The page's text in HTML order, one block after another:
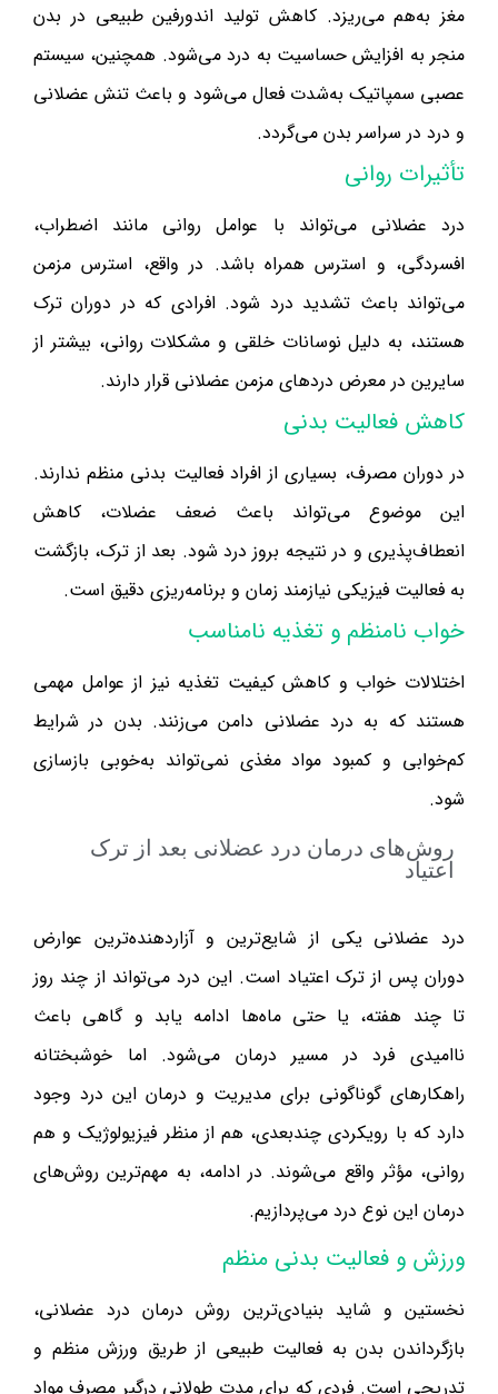
مغز به‌هم می‌ریزد. کاهش تولید اندورفین طبیعی در بدن
منجر به افزایش حساسیت به درد می‌شود. همچنین، سیستم
عصبی سمپاتیک به‌شدت فعال می‌شود و باعث تنش عضلانی
و درد در سراسر بدن می‌گردد.
تأثیرات روانی
درد عضلانی می‌تواند با عوامل روانی مانند اضطراب،
افسردگی، و استرس همراه باشد. در واقع، استرس مزمن
می‌تواند باعث تشدید درد شود. افرادی که در دوران ترک
هستند، به دلیل نوسانات خلقی و مشکلات روانی، بیشتر از
سایرین در معرض دردهای مزمن عضلانی قرار دارند.
کاهش فعالیت بدنی
در دوران مصرف، بسیاری از افراد فعالیت بدنی منظم ندارند.
این موضوع می‌تواند باعث ضعف عضلات، کاهش
انعطاف‌پذیری و در نتیجه بروز درد شود. بعد از ترک، بازگشت
به فعالیت فیزیکی نیازمند زمان و برنامه‌ریزی دقیق است.
خواب نامنظم و تغذیه نامناسب
اختلالات خواب و کاهش کیفیت تغذیه نیز از عوامل مهمی
هستند که به درد عضلانی دامن می‌زنند. بدن در شرایط
کم‌خوابی و کمبود مواد مغذی نمی‌تواند به‌خوبی بازسازی
شود.
روش‌های درمان درد عضلانی بعد از ترک
اعتیاد
درد عضلانی یکی از شایع‌ترین و آزاردهنده‌ترین عوارض
دوران پس از ترک اعتیاد است. این درد می‌تواند از چند روز
تا چند هفته، یا حتی ماه‌ها ادامه یابد و گاهی باعث
ناامیدی فرد در مسیر درمان می‌شود. اما خوشبختانه
راهکارهای گوناگونی برای مدیریت و درمان این درد وجود
دارد که با رویکردی چندبعدی، هم از منظر فیزیولوژیک و هم
روانی، مؤثر واقع می‌شوند. در ادامه، به مهم‌ترین روش‌های
درمان این نوع درد می‌پردازیم.
ورزش و فعالیت بدنی منظم
نخستین و شاید بنیادی‌ترین روش درمان درد عضلانی،
بازگرداندن بدن به فعالیت طبیعی از طریق ورزش منظم و
تدریجی است. فردی که برای مدت طولانی درگیر مصرف مواد